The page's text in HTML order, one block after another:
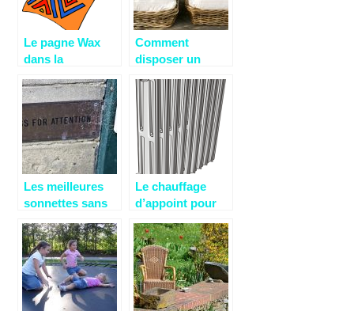
Le pagne Wax
dans la
intérieure
Comment
disposer un
jardin ?
Les meilleures
sonnettes sans
coût!
Le chauffage
d’appoint pour
réchauffement
temporaire